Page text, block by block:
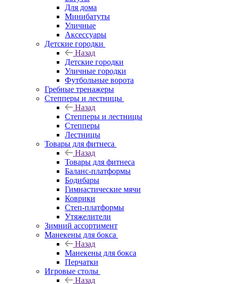
Для дома
Минибатуты
Уличные
Аксессуары
Детские городки
Назад
Детские городки
Уличные городки
Футбольные ворота
Гребные тренажеры
Степперы и лестницы
Назад
Степперы и лестницы
Степперы
Лестницы
Товары для фитнеса
Назад
Товары для фитнеса
Баланс-платформы
Бодибары
Гимнастические мячи
Коврики
Степ-платформы
Утяжелители
Зимний ассортимент
Манекены для бокса
Назад
Манекены для бокса
Перчатки
Игровые столы
Назад